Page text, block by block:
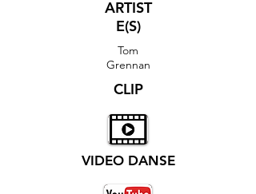
ARTIST
E(S)
Tom
Grennan
CLIP
VIDEO DANSE